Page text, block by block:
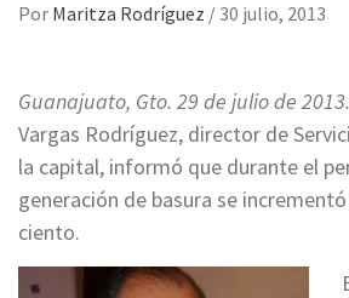
Por Maritza Rodríguez / 30 julio, 2013
Guanajuato, Gto. 29 de julio de
Vargas Rodríguez, director de
la capital, informó que durante el
generación de basura se
ciento.